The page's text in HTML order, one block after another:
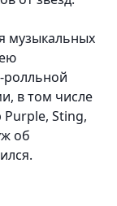
музыкальных
ролльной
в том числе
Purple, Sting,
об